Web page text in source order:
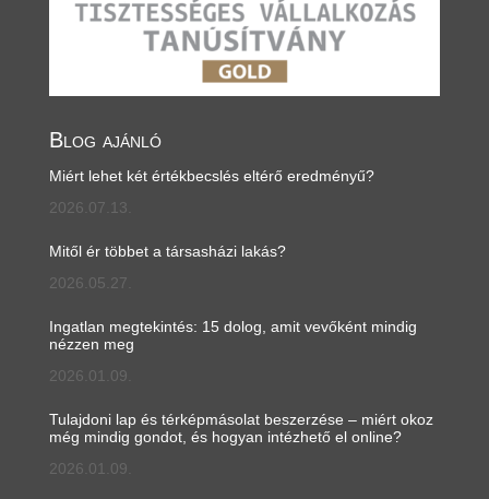
Blog ajánló
Miért lehet két értékbecslés eltérő eredményű?
2026.07.13.
Mitől ér többet a társasházi lakás?
2026.05.27.
Ingatlan megtekintés: 15 dolog, amit vevőként mindig
nézzen meg
2026.01.09.
Tulajdoni lap és térképmásolat beszerzése – miért okoz
még mindig gondot, és hogyan intézhető el online?
2026.01.09.